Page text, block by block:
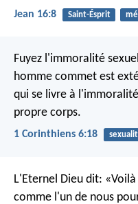
Jean 16:8 Saint-Ésprit
Fuyez l'immoralité
homme commet est
qui se livre à
propre corps.
1 Corinthiens 6:18
L'Eternel Dieu dit:
comme l'un de nous